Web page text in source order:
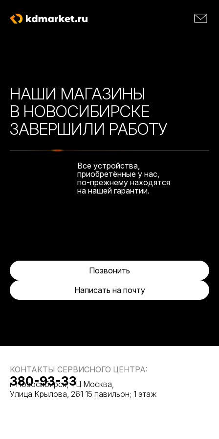
НАШИ МАГАЗИНЫ
В НОВОСИБИРСКЕ
ЗАВЕРШИЛИ РАБОТУ
Все устройства,
приобретённые у нас,
по-прежнему находятся
на нашей гарантии.
Написать на почту
Позвонить
КОНТАКТЫ СЕРВИСНОГО ЦЕНТРА:
г. Новосибирск, ТЦ Москва,
Улица Крылова, 261 15 павильон; 1 этаж
380-93-33